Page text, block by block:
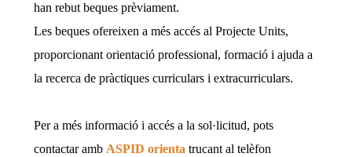
han rebut beques prèviament.
Les beques ofereixen a més accés al Projecte Units,
proporcionant orientació professional, formació i ajuda a
la recerca de pràctiques curriculars i extracurriculars.
Per a més informació i accés a la sol·licitud, pots
contactar amb ASPID orienta trucant al telèfon